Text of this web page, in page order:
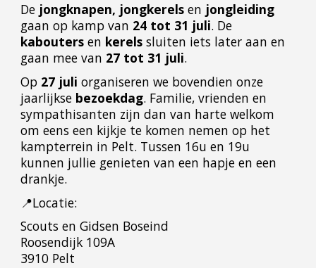
De jongknapen, jongkerelsen jongleiding
gaan op kamp van 24 tot 31 juli. De
kaboutersen kerelssluiten iets later aan en
gaan mee van 27 tot 31 juli.
Op 27 juli organiseren we bovendien onze
jaarlijkse bezoekdag. Familie, vrienden en
sympathisanten zijn dan van harte welkom
om eens een kijkje te komen nemen op het
kampterrein in Pelt. Tussen 16u en 19u
kunnen jullie genieten van een hapje en een
drankje.
📍Locatie:
Scouts en Gidsen Boseind
Roosendijk 109A
3910 Pelt